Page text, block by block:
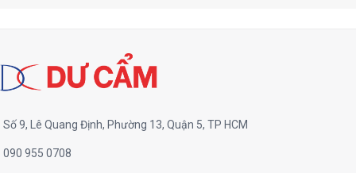
Số 9, Lê Quang Định, Phường 13, Quận 5, TP HCM
090 955 0708